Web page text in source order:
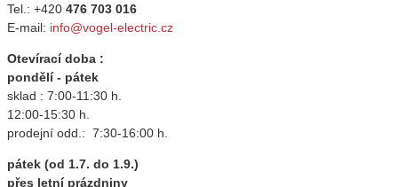
Tel.: +420 476 703 016
E-mail: info@vogel-electric.cz
Otevírací doba :
pondělí - pátek
sklad : 7:00-11:30 h.
12:00-15:30 h.
prodejní odd.: 7:30-16:00 h.
pátek (od 1.7. do 1.9.)
přes letní prázdniny